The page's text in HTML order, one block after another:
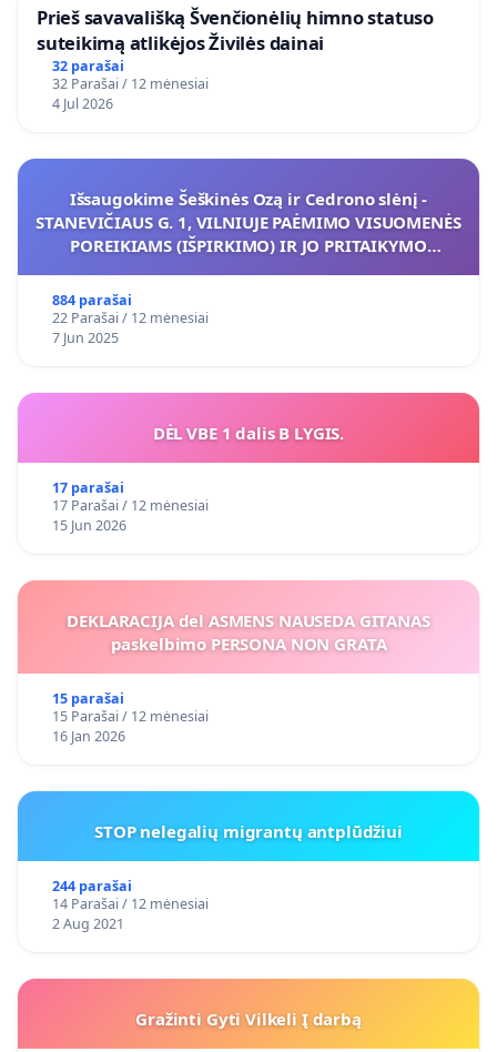
​Prieš savavališką Švenčionėlių himno statuso
suteikimą atlikėjos Živilės dainai
32 parašai
32 Parašai / 12 mėnesiai
4 Jul 2026
Išsaugokime Šeškinės Ozą ir Cedrono slėnį -
STANEVIČIAUS G. 1, VILNIUJE PAĖMIMO VISUOMENĖS
POREIKIAMS (IŠPIRKIMO) IR JO PRITAIKYMO
884 parašai
22 Parašai / 12 mėnesiai
7 Jun 2025
DĖL VBE 1 dalis B LYGIS.
17 parašai
17 Parašai / 12 mėnesiai
15 Jun 2026
DEKLARACIJA del ASMENS NAUSEDA GITANAS
paskelbimo PERSONA NON GRATA
15 parašai
15 Parašai / 12 mėnesiai
16 Jan 2026
STOP nelegalių migrantų antplūdžiui
244 parašai
14 Parašai / 12 mėnesiai
2 Aug 2021
Gražinti Gyti Vilkeli Į darbą